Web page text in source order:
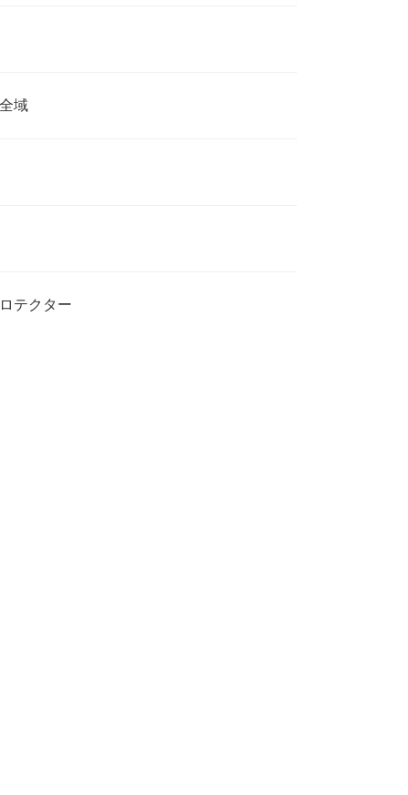
域
テクター